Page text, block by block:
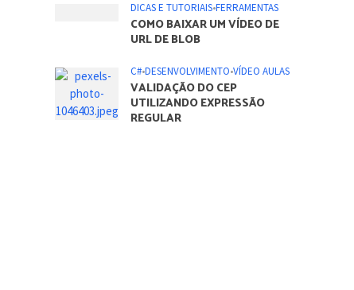
DICAS E TUTORIAIS•FERRAMENTAS
COMO BAIXAR UM VÍDEO DE
URL DE BLOB
C#•DESENVOLVIMENTO•VÍDEO AULAS
VALIDAÇÃO DO CEP
UTILIZANDO EXPRESSÃO
REGULAR